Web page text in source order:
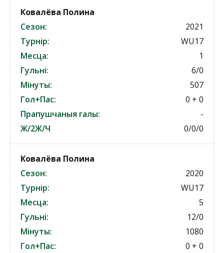
Ковалёва Полина
Сезон:
2021
Турнір:
WU17
Месца:
1
Гульні:
6/0
Мінуты:
507
Гол+Пас:
0 + 0
Прапушчаныя галы:
-
Ж/2Ж/Ч
0/0/0
Ковалёва Полина
Сезон:
2020
Турнір:
WU17
Месца:
5
Гульні:
12/0
Мінуты:
1080
Гол+Пас:
0 + 0